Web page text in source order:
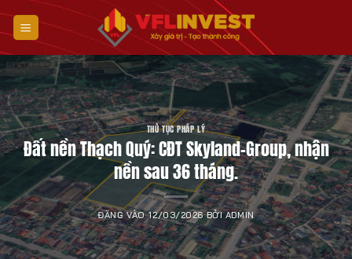
qua
nội
dung
THỦ TỤC PHÁP LÝ
Đất nền Thạch Quý: CĐT Skyland-Group, nhận
nền sau 36 tháng.
ĐĂNG VÀO12/03/2026 BỞIADMIN